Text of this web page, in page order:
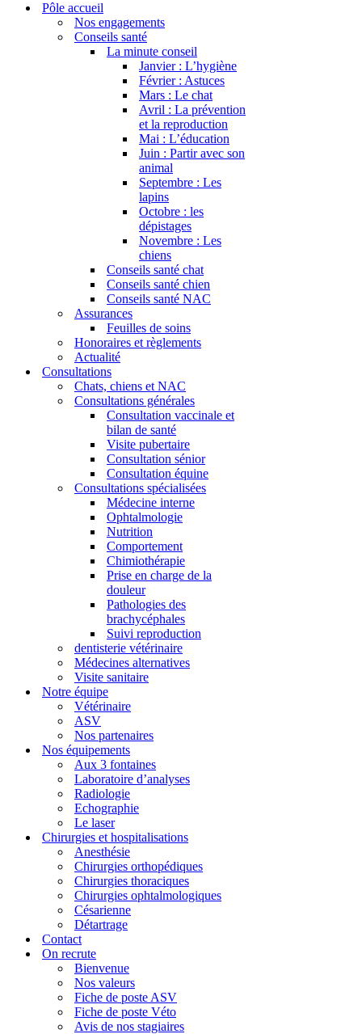
Pôle accueil
Nos engagements
Conseils santé
La minute conseil
Janvier : L’hygiène
Février : Astuces
Mars : Le chat
Avril : La prévention
et la reproduction
Mai : L’éducation
Juin : Partir avec son
animal
Septembre : Les
lapins
Octobre : les
dépistages
Novembre : Les
chiens
Conseils santé chat
Conseils santé chien
Conseils santé NAC
Assurances
Feuilles de soins
Honoraires et règlements
Actualité
Consultations
Chats, chiens et NAC
Consultations générales
Consultation vaccinale et
bilan de santé
Visite pubertaire
Consultation sénior
Consultation équine
Consultations spécialisées
Médecine interne
Ophtalmologie
Nutrition
Comportement
Chimiothérapie
Prise en charge de la
douleur
Pathologies des
brachycéphales
Suivi reproduction
dentisterie vétérinaire
Médecines alternatives
Visite sanitaire
Notre équipe
Vétérinaire
ASV
Nos partenaires
Nos équipements
Aux 3 fontaines
Laboratoire d’analyses
Radiologie
Echographie
Le laser
Chirurgies et hospitalisations
Anesthésie
Chirurgies orthopédiques
Chirurgies thoraciques
Chirurgies ophtalmologiques
Césarienne
Détartrage
Contact
On recrute
Bienvenue
Nos valeurs
Fiche de poste ASV
Fiche de poste Véto
Avis de nos stagiaires